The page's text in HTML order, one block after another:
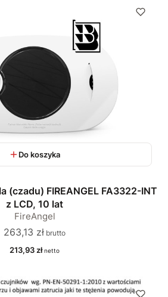
Do koszyka
(czadu) FIREANGEL FA3322-INT
z LCD, 10 lat
FireAngel
Cena
263,13 zł
Cena
213,93 zł